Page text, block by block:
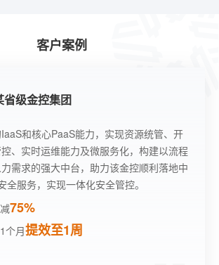
客户案例
省级金控集团
和核心PaaS能力，实现资源统管、开
、实时运维能力及微服务化，构建以流程
需求的强大中台，助力该金控顺利落地中
全服务，实现一体化安全管控。
75%
个月提效至1周